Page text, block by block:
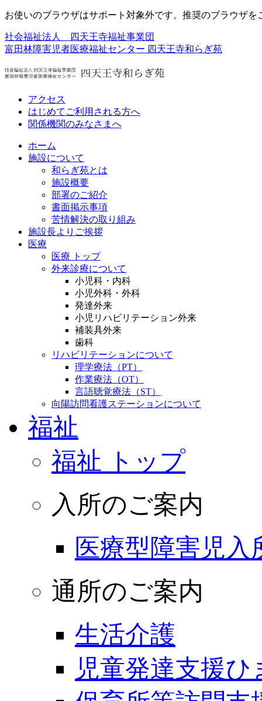
お使いのブラウザはサポート対象外です。推奨のブラウザを
社会福祉法人 四天王寺福祉事業団
富田林障害児者医療福祉センター 四天王寺和らぎ苑
アクセス
はじめてご利用される方へ
関係機関のみなさまへ
ホーム
施設について
和らぎ苑とは
施設概要
部署のご紹介
書面掲示事項
苦情解決の取り組み
施設長よりご挨拶
医療
医療 トップ
外来診療について
小児科・内科
小児外科・外科
発達外来
小児リハビリテーション外来
補装具外来
歯科
リハビリテーションについて
理学療法（PT）
作業療法（OT）
言語聴覚療法（ST）
向陽訪問看護ステーションについて
福祉
福祉 トップ
入所のご案内
医療型障害児
通所のご案内
生活介護
児童発達支援ひ